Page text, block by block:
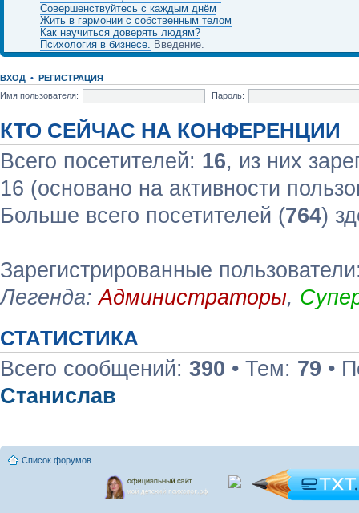
Совершенствуйтесь с каждым днём
Жить в гармонии с собственным телом
Как научиться доверять людям?
Психология в бизнесе. Введение.
ВХОД • РЕГИСТРАЦИЯ
Имя пользователя:
Пароль:
КТО СЕЙЧАС НА КОНФЕРЕНЦИИ
Всего посетителей: 16, из них
16 (основано на активности
Больше всего посетителей (764)
Зарегистрированные
Легенда:Администраторы,
СТАТИСТИКА
Всего сообщений: 390 • Тем: 79 •
Станислав
Список форумов